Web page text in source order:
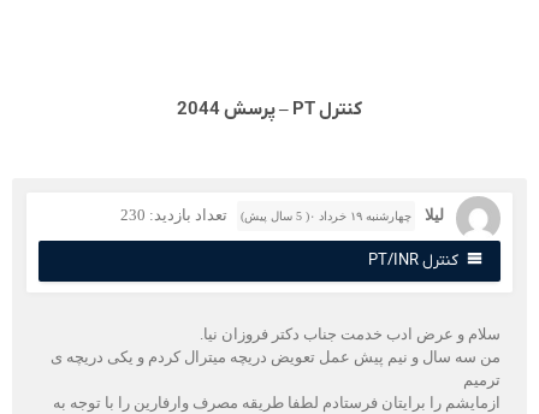
کنترل PT – پرسش 2044
لیلا چهارشنبه ۱۹ خرداد ۰( 5 سال پیش) تعداد بازدید: 230
کنترل PT/INR
و عرض ادب خدمت جناب دکتر فروزان نیا.
سه سال و نیم پیش عمل تعویض دریچه میترال کردم و یکی دریچه ی
را برایتان فرستادم لطفا طریقه مصرف وارفارین را با توجه به